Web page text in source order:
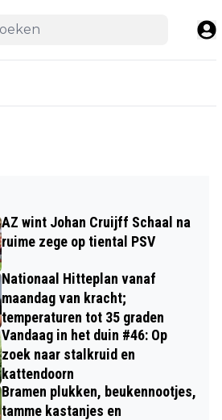
AZ wint Johan Cruijff Schaal na
ruime zege op tiental PSV
Nationaal Hitteplan vanaf
maandag van kracht;
temperaturen tot 35 graden
Vandaag in het duin #46: Op
zoek naar stalkruid en
kattendoorn
Bramen plukken, beukennootjes,
tamme kastanjes en